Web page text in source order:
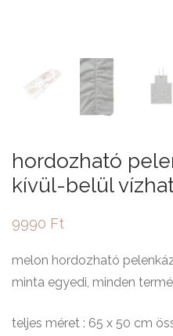
hordozható
kívül-belül
9990 Ft
melon hordozható
minta egyedi, minden
teljes méret : 65 x 50 cm